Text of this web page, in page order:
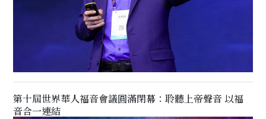
第十屆世界華人福音會議圓滿閉幕：聆聽上帝聲音 以福
音合一連結